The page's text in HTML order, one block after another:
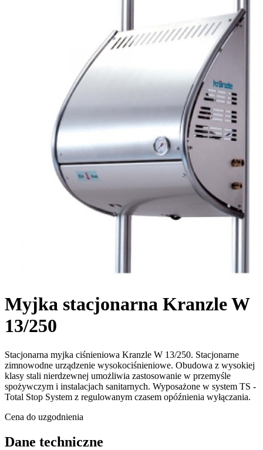
Myjka stacjonarna Kranzle W
13/250
Stacjonarna myjka ciśnieniowa Kranzle W 13/250. Stacjonarne
zimnowodne urządzenie wysokociśnieniowe. Obudowa z wysokiej
klasy stali nierdzewnej umożliwia zastosowanie w przemyśle
spożywczym i instalacjach sanitarnych. Wyposażone w system TS -
Total Stop System z regulowanym czasem opóźnienia wyłączania.
Cena do uzgodnienia
Dane techniczne